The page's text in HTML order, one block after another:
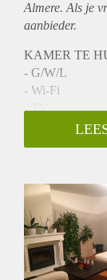
Almere. Als je
aanbieder.
KAMER TE
- G/W/L
- Wi-Fi
- TV
- Inschrijving
- Wasmachine
Almere Buiten
- Bushaltes
- Gunstig
Plus
- Huisarts en